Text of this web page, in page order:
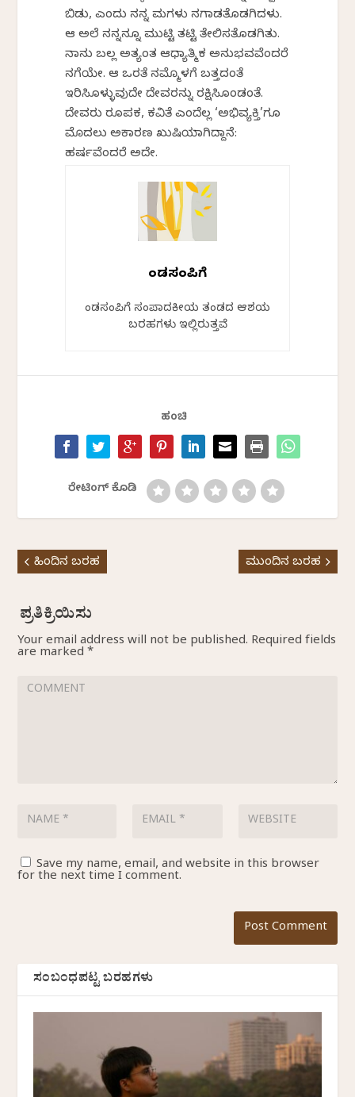
ಬಿಡು, ಎಂದು ನನ್ನ ಮಗಳು ನಗಾಡತೊಡಗಿದಳು.
ಆ ಅಲೆ ನನ್ನನ್ನೂ ಮುಟ್ಟಿ ತಟ್ಟಿ ತೇಲಿಸತೊಡಗಿತು.
ನಾನು ಬಲ್ಲ ಅತ್ಯಂತ ಆಧ್ಯಾತ್ಮಿಕ ಅನುಭವವೆಂದರೆ
ನಗೆಯೇ. ಆ ಒರತೆ ನಮ್ಮೊಳಗೆ ಬತ್ತದಂತೆ
ಇರಿಸಿಕೊಳ್ಳುವುದೇ ದೇವರನ್ನು ರಕ್ಷಿಸಿಕೊಂಡಂತೆ.
ದೇವರು ರೂಪಕ, ಕವಿತೆ ಎಂದೆಲ್ಲ ‘ಅಭಿವ್ಯಕ್ತಿ’ಗೂ
ಮೊದಲು ಅಕಾರಣ ಖುಷಿಯಾಗಿದ್ದಾನೆ:
ಹರ್ಷವೆಂದರೆ ಅದೇ.
ಕೆಂಡಸಂಪಿಗೆ
ಕೆಂಡಸಂಪಿಗೆ ಸಂಪಾದಕೀಯ ತಂಡದ ಆಶಯ
ಬರಹಗಳು ಇಲ್ಲಿರುತ್ತವೆ
ಹಂಚಿ
ರೇಟಿಂಗ್ ಕೊಡಿ
ಹಿಂದಿನ ಬರಹ ಮುಂದಿನ ಬರಹ
Your email address will not be published. Required fields
are marked *
Save my name, email, and website in this browser
for the next time I comment.
ಸಂಬಂಧಪಟ್ಟ ಬರಹಗಳು